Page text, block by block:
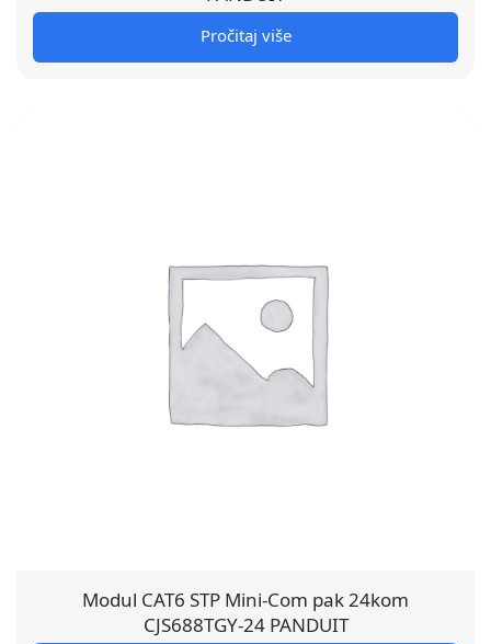
Pročitaj više
Modul CAT6 STP Mini-Com pak 24kom
CJS688TGY-24 PANDUIT